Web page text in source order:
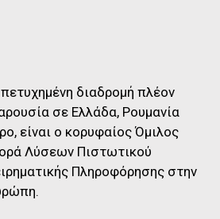
πετυχημένη διαδρομή πλέον
σε Ελλάδα, Ρουμανία
είναι ο κορυφαίος Όμιλος
Λύσεων Πιστωτικού
Πληροφόρησης στην